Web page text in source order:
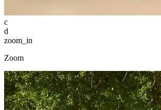
c
d
zoom_in
Zoom